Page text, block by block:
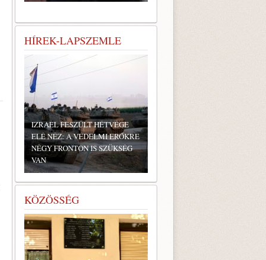
HÍREK-LAPSZEMLE
IZRAEL FESZÜLT HÉTVÉGE
ELÉ NÉZ: A VÉDELMI ERŐKRE
NÉGY FRONTON IS SZÜKSÉG
VAN
KÖZÖSSÉG